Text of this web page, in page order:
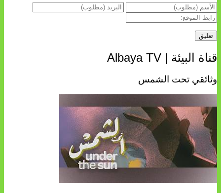
قناة البيئة | Albaya TV
وثائقي تحت الشمس